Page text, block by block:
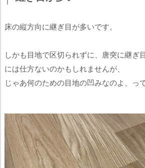
床の縦方向に継ぎ目が多いです。
しかも目地で区切られずに、唐突に継ぎ
には仕方ないのかもしれませんが、
じゃあ何のための目地の凹みなのよ、っ